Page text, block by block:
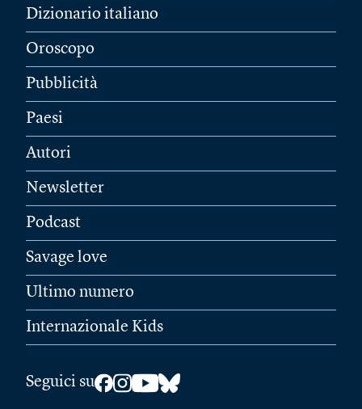
Dizionario italiano
Oroscopo
Pubblicità
Paesi
Autori
Newsletter
Podcast
Savage love
Ultimo numero
Internazionale Kids
Seguici su